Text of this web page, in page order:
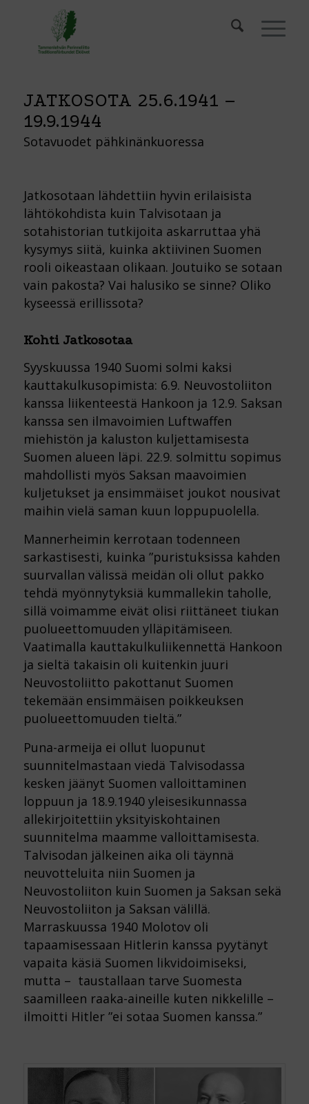
JATKOSOTA 25.6.1941 –
19.9.1944
Sotavuodet pähkinänkuoressa
Jatkosotaan lähdettiin hyvin erilaisista
lähtökohdista kuin Talvisotaan ja
sotahistorian tutkijoita askarruttaa yhä
kysymys siitä, kuinka aktiivinen Suomen
rooli oikeastaan olikaan. Joutuiko se sotaan
vain pakosta? Vai halusiko se sinne? Oliko
kyseessä erillissota?
Kohti Jatkosotaa
Syyskuussa 1940 Suomi solmi kaksi
kauttakulkusopimista: 6.9. Neuvostoliiton
kanssa liikenteestä Hankoon ja 12.9. Saksan
kanssa sen ilmavoimien Luftwaffen
miehistön ja kaluston kuljettamisesta
Suomen alueen läpi. 22.9. solmittu sopimus
mahdollisti myös Saksan maavoimien
kuljetukset ja ensimmäiset joukot nousivat
maihin vielä saman kuun loppupuolella.
Mannerheimin kerrotaan todenneen
sarkastisesti, kuinka ”puristuksissa kahden
suurvallan välissä meidän oli ollut pakko
tehdä myönnytyksiä kummallekin taholle,
sillä voimamme eivät olisi riittäneet tiukan
puolueettomuuden ylläpitämiseen.
Vaatimalla kauttakulkuliikennettä Hankoon
ja sieltä takaisin oli kuitenkin juuri
Neuvostoliitto pakottanut Suomen
tekemään ensimmäisen poikkeuksen
puolueettomuuden tieltä.”
Puna-armeija ei ollut luopunut
suunnitelmastaan viedä Talvisodassa
kesken jäänyt Suomen valloittaminen
loppuun ja 18.9.1940 yleisesikunnassa
allekirjoitettiin yksityiskohtainen
suunnitelma maamme valloittamisesta.
Talvisodan jälkeinen aika oli täynnä
neuvotteluita niin Suomen ja
Neuvostoliiton kuin Suomen ja Saksan sekä
Neuvostoliiton ja Saksan välillä.
Marraskuussa 1940 Molotov oli
tapaamisessaan Hitlerin kanssa pyytänyt
vapaita käsiä Suomen likvidoimiseksi,
mutta – taustallaan tarve Suomesta
saamilleen raaka-aineille kuten nikkelille –
ilmoitti Hitler ”ei sotaa Suomen kanssa.”